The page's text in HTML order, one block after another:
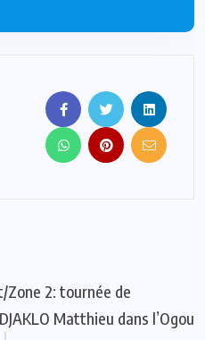
Zone 2: tournée de
Matthieu dans l’Ogou